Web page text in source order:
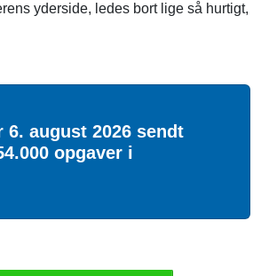
yderside, ledes bort lige så hurtigt,
6. august 2026 sendt
opgaver i